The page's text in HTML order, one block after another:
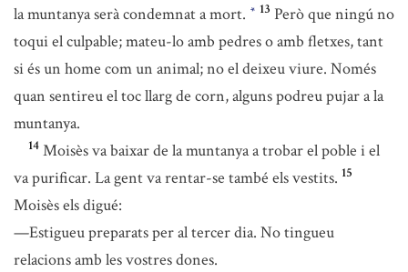
la muntanya serà condemnat a mort. * 13 Però que ningú no
toqui el culpable; mateu-lo amb pedres o amb fletxes, tant
si és un home com un animal; no el deixeu viure. Només
quan sentireu el toc llarg de corn, alguns podreu pujar a la
muntanya.
14 Moisès va baixar de la muntanya a trobar el poble i el
va purificar. La gent va rentar-se també els vestits. 15
Moisès els digué:
—Estigueu preparats per al tercer dia. No tingueu
relacions amb les vostres dones.